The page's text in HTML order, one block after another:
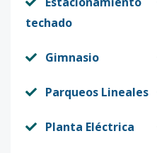
techado
Gimnasio
Parqueos Lineales
Planta Eléctrica